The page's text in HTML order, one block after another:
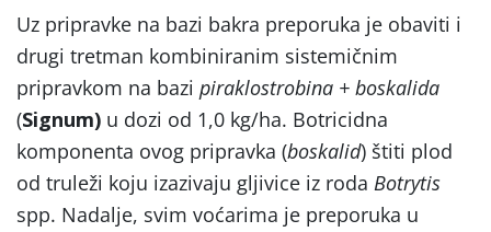
Uz pripravke na bazi bakra preporuka je obaviti i
drugi tretman kombiniranim sistemičnim
pripravkom na bazi piraklostrobina + boskalida
(Signum) u dozi od 1,0 kg/ha. Botricidna
komponenta ovog pripravka (boskalid) štiti plod
od truleži koju izazivaju gljivice iz roda Botrytis
spp. Nadalje, svim voćarima je preporuka u